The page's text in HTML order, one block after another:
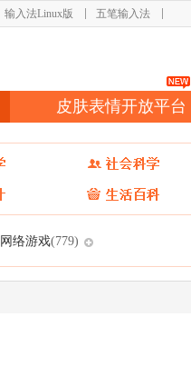
输入法Linux版 五笔输入法
皮肤表情开放平台
网络游戏(779)